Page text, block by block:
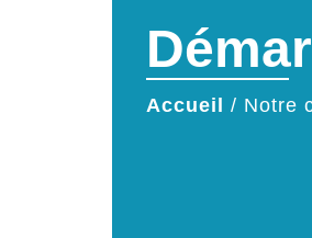
Accueil / Notre